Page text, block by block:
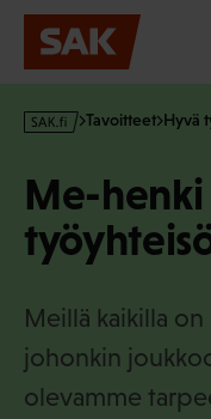
Hyppää
sisältöön
s
Tavoitteet Hyvä
Me-henki
Meillä kaikilla
johonkin
olevamme